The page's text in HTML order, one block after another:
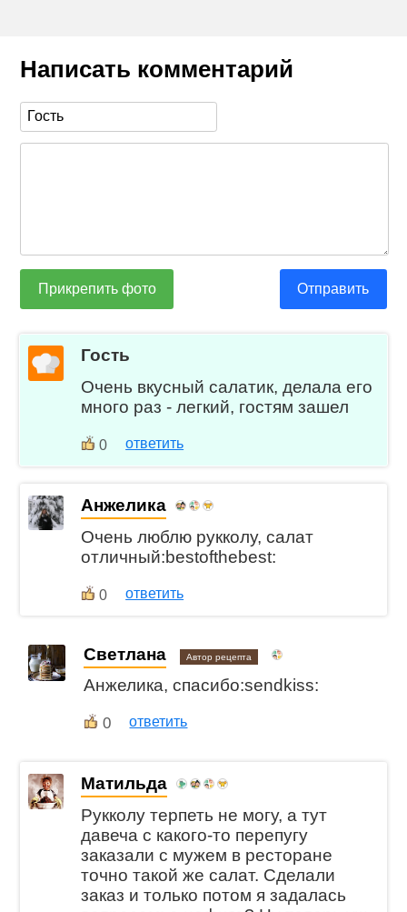
Написать комментарий
Прикрепить фото Отправить
Гость
Очень вкусный салатик, делала его
много раз - легкий, гостям зашел
0 ответить
Анжелика
Очень люблю рукколу, салат
отличный:bestofthebest:
0 ответить
Светлана Автор рецепта
Анжелика, спасибо:sendkiss:
0 ответить
Матильда
Рукколу терпеть не могу, а тут
давеча с какого-то перепугу
заказали с мужем в ресторане
точно такой же салат. Сделали
заказ и только потом я задалась